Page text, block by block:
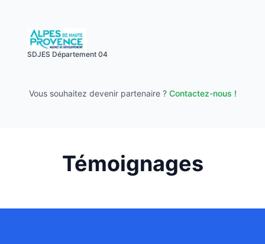
SDJES Département 04
Vous souhaitez devenir partenaire ? Contactez-nous !
Témoignages